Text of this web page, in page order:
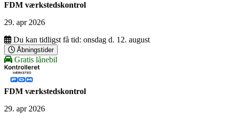
FDM værkstedskontrol
29. apr 2026
Du kan tidligst få tid: onsdag d. 12. august
Åbningstider
Gratis lånebil
FDM værkstedskontrol
29. apr 2026